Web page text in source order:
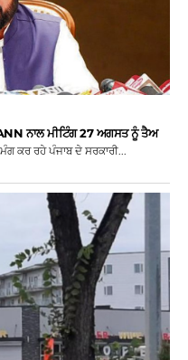
ਨਾਲ ਮੀਟਿੰਗ 27 ਅਗਸਤ ਨੂੰ ਤੈਅ
ਕਰ ਰਹੇ ਪੰਜਾਬ ਦੇ ਸਰਕਾਰੀ...